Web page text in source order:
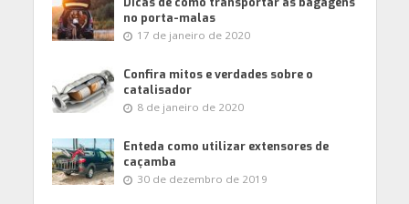
no porta-malas
17 de janeiro de 2020
Confira mitos e verdades sobre o
catalisador
8 de janeiro de 2020
Enteda como utilizar extensores de
caçamba
30 de dezembro de 2019